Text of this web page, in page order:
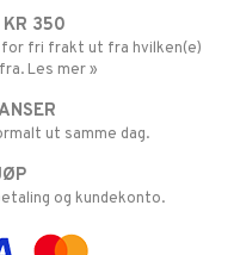
KR 350
for fri frakt ut fra hvilken(e)
Les mer »
ut samme dag.
og kundekonto.